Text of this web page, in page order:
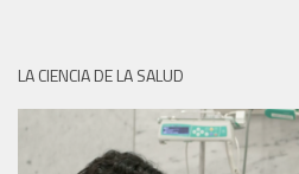
LA CIENCIA DE LA SALUD